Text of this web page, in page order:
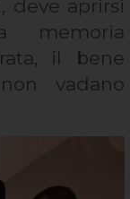
deve aprirsi
memoria
il bene
vadano